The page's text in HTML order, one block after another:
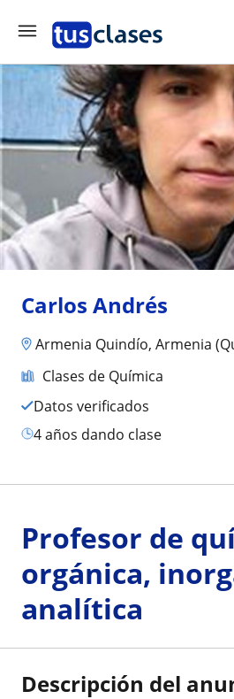
Carlos Andrés
Armenia Quindío, Armenia
Clases de Química
Datos verificados
4 años dando clase
Profesor de
orgánica,
analítica
Descripción del